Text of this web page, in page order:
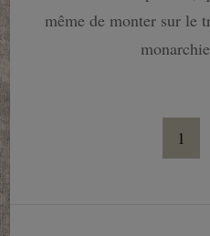
même de monter sur le
Page
1